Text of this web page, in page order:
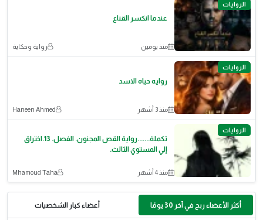
الروايات
عندما انكسر القناع
منذ يومين رواية وحكاية
الروايات
روايه حياه الاسد
منذ 3 أشهر Haneen Ahmed
الروايات
تكملة.......رواية القص المجنون. الفصل. 13.اختراق
إلي المستوي الثالث.
منذ 4 أشهر Mhamoud Taha
أكثر الأعضاء ربح في آخر 30 يومًا أعضاء كبار الشخصيات